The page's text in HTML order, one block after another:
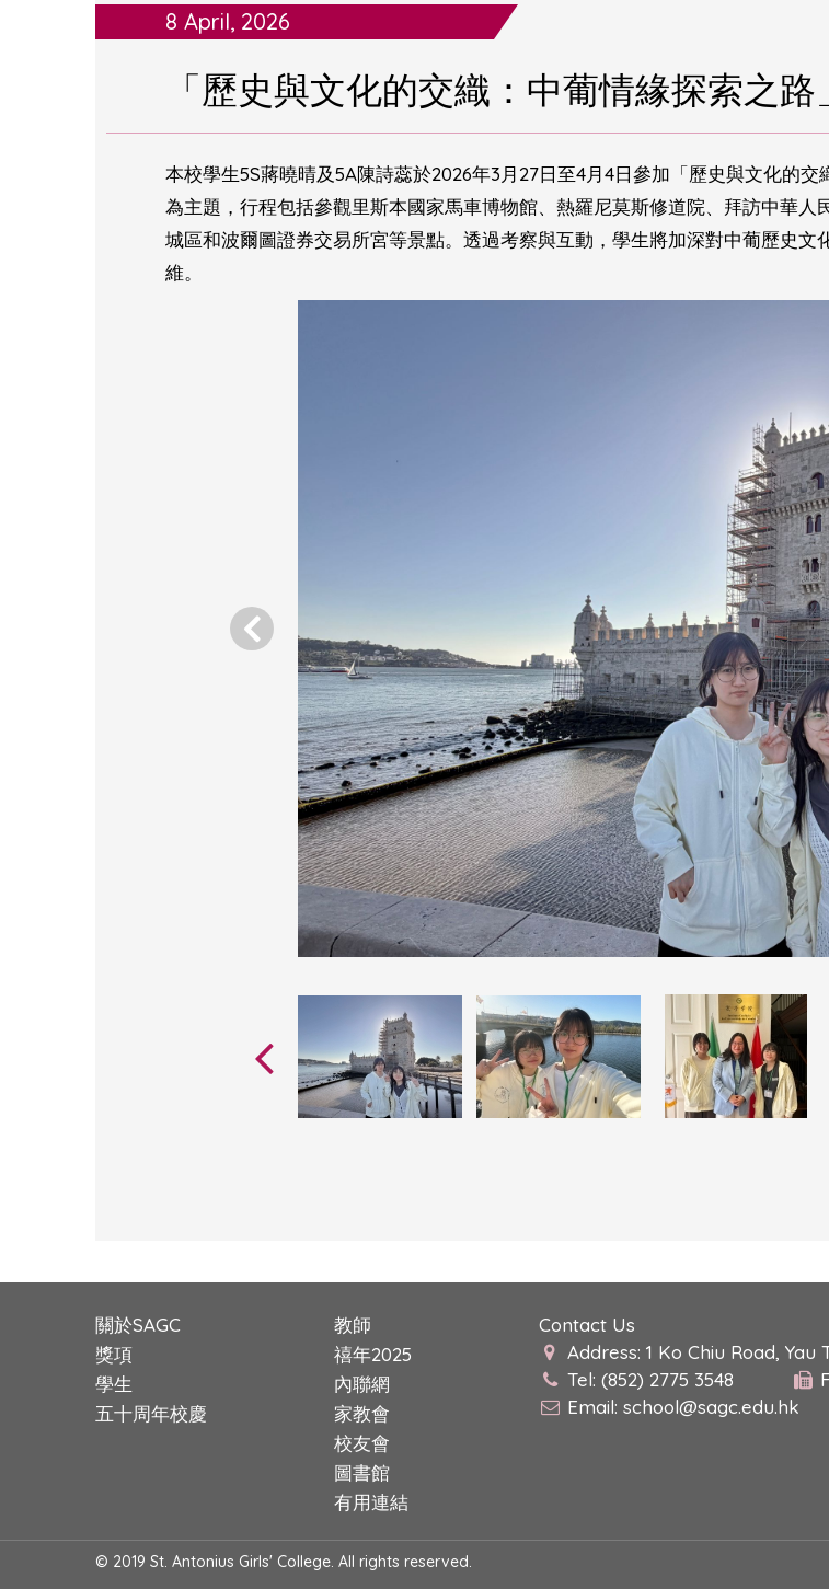
8 April, 2026
「歷史與文化的交織：中葡情緣探索之
本校學生5S蔣曉晴及5A陳詩蕊於2026年3月27日至4月4日參加「歷史與文化的
為主題，行程包括參觀里斯本國家馬車博物館、熱羅尼莫斯修道院、拜訪中華
城區和波爾圖證券交易所宮等景點。透過考察與互動，學生將加深對中葡歷史
維。
關於SAGC
獎項
學生
五十周年校慶
教師
禧年2025
內聯網
家教會
校友會
圖書館
有用連結
Contact Us
Address: 1 Ko Chiu Road,
Tel: (852) 2775 3548
Email: school@sagc.edu.hk
© 2019 St. Antonius Girls' College. All rights reserved.